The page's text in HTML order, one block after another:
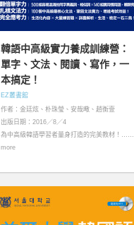
韓語中高級實力養成訓練營：
單字、文法、閱讀、寫作，一
本搞定！
EZ叢書館
作者：金廷炫、朴珠瑩、安哉曔、趙衡壹
出版日期：2016／8／4
為中高級韓語學習者量身打造的完美教材！……
more